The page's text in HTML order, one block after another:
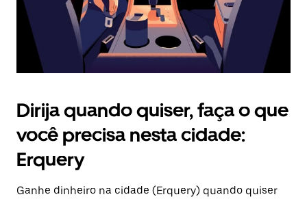
Dirija quando quiser, faça o que
você precisa nesta cidade:
Erquery
Ganhe dinheiro na cidade (Erquery) quando quiser